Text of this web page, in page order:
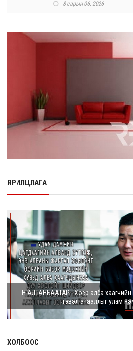
8 сарын 06, 2026
барилгын ажлын нийт
Нэгдүгээр ангид
ноос E-Mongolia
Өчигдөр согтуугаар
95 хэрэг бүртгэгджээ
8 сарын 06, 2026
Хүүхдийн мөнгө, халамж,
НӨАТ-ын буцаан олголтыг
Г.Дамдинням: Шатахууны
боломжгүй. Одоогоор
8 сарын 05, 2026
Э.Батшугар: Монгол Улс нэг
чанартай эмийг, хямд үнээр
8 сарын 05, 2026
ЯРИЛЦЛАГА
Н.АЛТАНБААТАР : Хоёр алба хаагчийн
гэвэл ачааллыг улам
ХОЛБООС